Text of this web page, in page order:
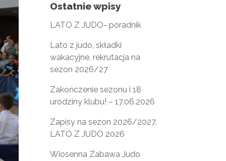
Ostatnie wpisy
LATO Z JUDO- poradnik
Lato z judo, składki
wakacyjne, rekrutacja na
sezon 2026/27
Zakończenie sezonu i 18
urodziny klubu! – 17.06.2026
Zapisy na sezon 2026/2027.
LATO Z JUDO 2026
Wiosenna Zabawa Judo